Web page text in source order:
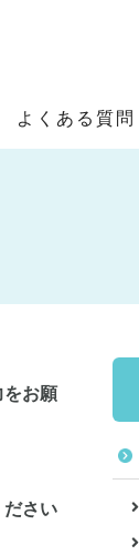
よくある質問
お願
さい